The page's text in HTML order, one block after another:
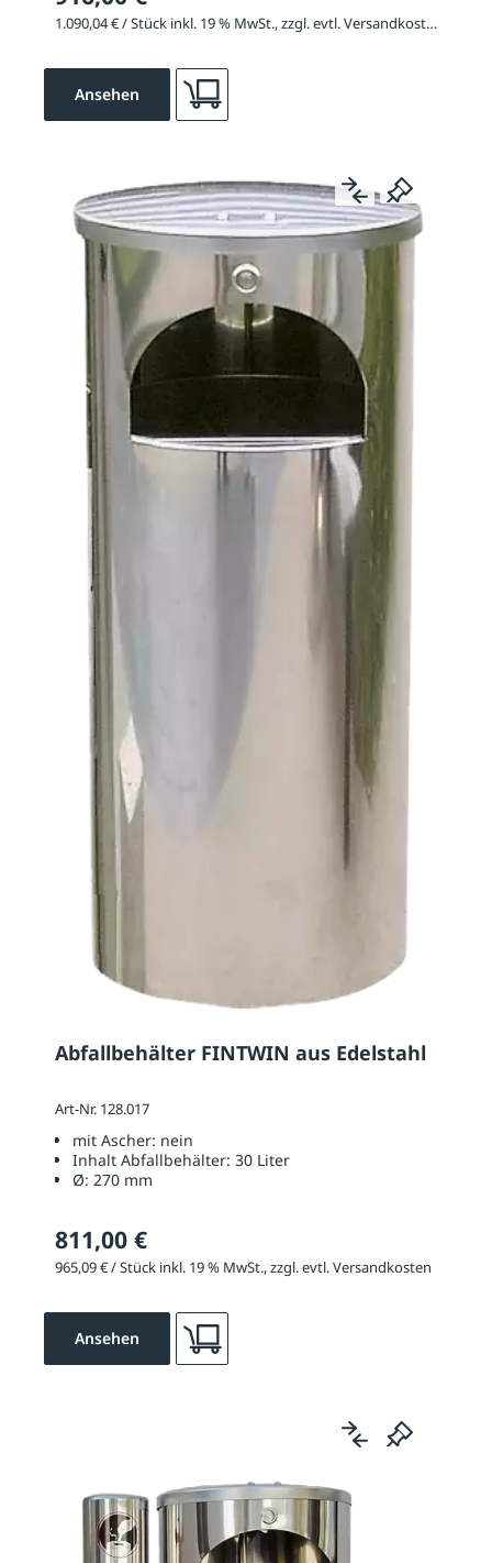
1.090,04 € / Stück inkl. 19 % MwSt., zzgl. evtl. Versandkosten
Ansehen
Abfallbehälter FINTWIN aus Edelstahl
Art-Nr. 128.017
mit Ascher: nein
Inhalt Abfallbehälter: 30 Liter
Ø: 270 mm
811,00 €
965,09 € / Stück inkl. 19 % MwSt., zzgl. evtl. Versandkosten
Ansehen